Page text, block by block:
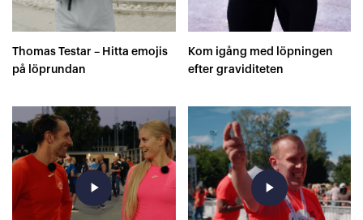
Thomas Testar – Hitta emojis
på löprundan
Kom igång med löpningen
efter graviditeten
play_arrow play_arrow